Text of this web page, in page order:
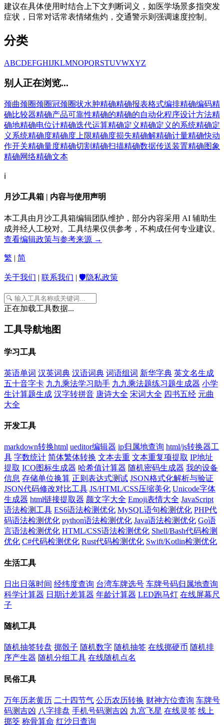
建议在具体使用时结合上下文判断词义，如医学场景多指突发
症状，日常对话常表情绪焦灼，交通警示则强调速度控制。
分类
ABCDEFGHIJKLMNOPQRSTUVWXYZ
别人正在浏览...
颈曲颈圈颈圈冠颈圈状水肿精确精确报表格式编排精确编码精
确比较器精确产品可靠性精确的精确的自动化程序设计方法精
确地精确电位计精确迭代运算精确定义精确定义的系统精确定
义系统精确度精确度上限精确度损失精确解精确计量精确快动
作开关精确量度精确切割精确扫描精确数据传送装置精确图象
精确网络精确文本
ℹ️
月沙工具箱 | 内容与使用声明
本工具由月沙工具箱编辑团队维护，部分内容采用 AI 辅助生
成并经人工校对。工具结果仅供参考，不构成任何专业建议。
查看编辑政策与参考来源 →
繁 | 简
关于我们 | 联系我们 | 🛡️隐私政策
正在加载工具数据...
工具导航地图
学习工具
英语单词 汉英词典 汉语词典 词语组词 新华字典 英文名生成
五十音字卡 九九乘法学习助手 九九乘法题练习题生成器 小学
生计算题生成 汉字转拼音 唐诗大全 宋词大全 四书五经 元曲
大全
开发工具
markdown转换html ueditor编辑器 ip归属地查询 html/js转换器工
具 字数统计 简体繁体转换 文本去重 文本重复项提取 IP地址
提取 ICO图标生成器 哈希值计算器 随机密码生成器 我的设备
信息 存储单位换算 正则表达式测试 JSON格式化解析与验证
JSON代码修改对比工具 JS/HTML/CSS压缩美化 Unicode字体
生成器 html链接提取器 颜文字大全 Emoji表情大全 JavaScript
语法检测工具 ES6语法检测优化 MySQL语句检测优化 PHP代
码语法检测优化 python语法检测优化 Java语法检测优化 Go语
言语法检测优化 HTML/CSS语法检测优化 Shell/Bash代码检测
优化 C#代码检测优化 Rust代码检测优化 Swift/Kotlin检测优化
生活工具
日出日落时间 经纬度查询 台湾车牌选号 车牌号码归属地查询
科学计算器 日期计差算器 年龄计算器 LED跑马灯 在线屏幕尺
子
随机工具
随机抽签转盘 掷骰子 随机数字 随机抽签 在线掷硬币 随机排
序产生器 随机分组工具 在线随机点名
民俗工具
万年历老黄历 二十四节气 公历农历转换 财神方位查询 车牌号
码测吉凶 八字排盘 手机号码测吉凶 九宫飞星 在线灵签 线上
掷筊 称骨算命 红沙日查询